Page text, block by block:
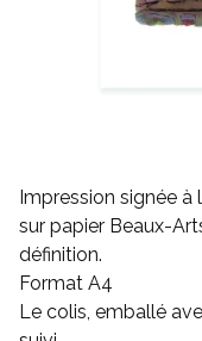
Impression signée à
sur papier Beaux-
définition.
Format A4
Le colis, emballé